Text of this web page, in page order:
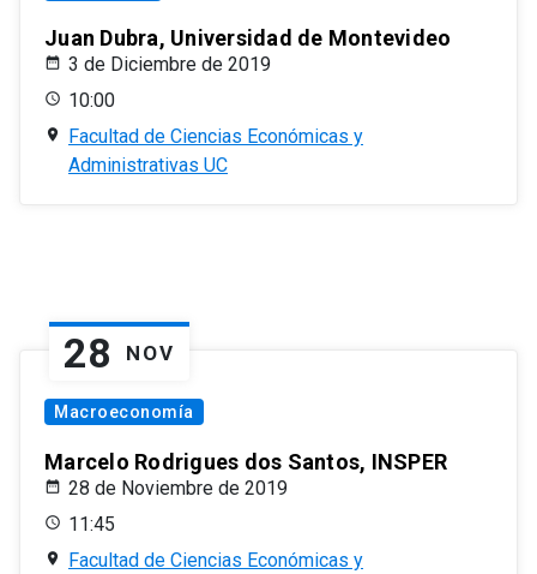
Juan Dubra, Universidad de Montevideo
3 de Diciembre de 2019
10:00
Facultad de Ciencias Económicas y
Administrativas UC
28 NOV
Macroeconomía
Marcelo Rodrigues dos Santos, INSPER
28 de Noviembre de 2019
11:45
Facultad de Ciencias Económicas y